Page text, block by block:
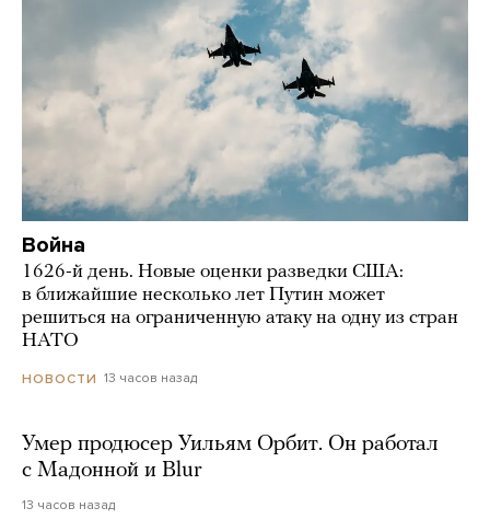
Война
1626-й день. Новые оценки разведки США:
в ближайшие несколько лет Путин может
решиться на ограниченную атаку на одну из стран
НАТО
НОВОСТИ 13 часов назад
Умер продюсер Уильям Орбит. Он работал
с Мадонной и Blur
13 часов назад